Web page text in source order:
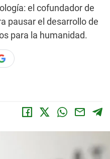
el cofundador de
pausar el desarrollo de
para la humanidad.